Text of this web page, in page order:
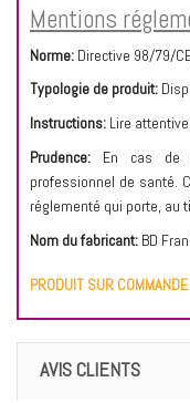
Mentions
Norme: Directive 98/79/
Typologie de produit:
Instructions: Lire
Prudence: En cas de
professionnel de santé.
réglementé qui porte, au
Nom du fabricant: BD
PRODUIT SUR
AVIS CLIENTS